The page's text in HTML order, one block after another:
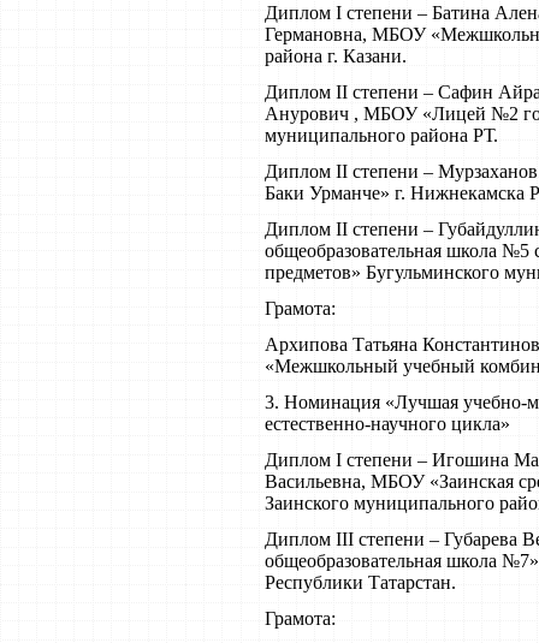
Диплом I степени – Батина
Германовна, МБОУ
района г. Казани.
Диплом II степени – Сафин
Анурович , МБОУ «Лицей №2
муниципального района РТ.
Диплом II степени –
Баки Урманче» г. Нижнекамска
Диплом II степени –
общеобразовательная школа
предметов» Бугульминского
Грамота:
Архипова Татьяна
«Межшкольный учебный
3. Номинация «Лучшая учебно-
естественно-научного цикла»
Диплом I степени – Игошина
Васильевна, МБОУ «Заинская
Заинского муниципального
Диплом III степени – Губарева
общеобразовательная школа
Республики Татарстан.
Грамота: